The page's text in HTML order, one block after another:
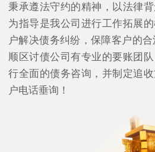
秉承遵法守约的精神，以法律
为指导是我公司进行工作拓展
户解决债务纠纷，保障客户的
顺区讨债公司有专业的要账团
行全面的债务咨询，并制定追
户电话垂询！